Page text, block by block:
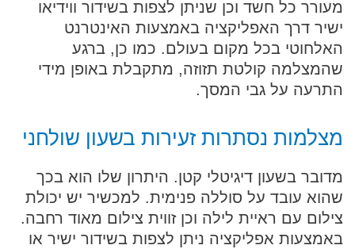
מעורר כל חשד וכן שניתן לצפות בשידור ווידיאו
ישיר דרך האפליקציה באמצעות האינטרנט
האלחוטי בכל מקום בעולם. כמו כן, ברגע
שהמצלמה קולטת תזוזה, מתקבלת באופן מידי
התרעה על גבי המסך.
מצלמות נסתרות זעירות בשעון שולחני
מדובר בשעון דיגיטלי קטן. היתרון שלו הוא בכך
שהוא עובד על סוללה פנימית. למכשיר יש יכולת
צילום עם ראיית לילה וכן זווית צילום מאוד רחבה.
באמצעות אפליקציה ניתן לצפות בשידור ישיר או